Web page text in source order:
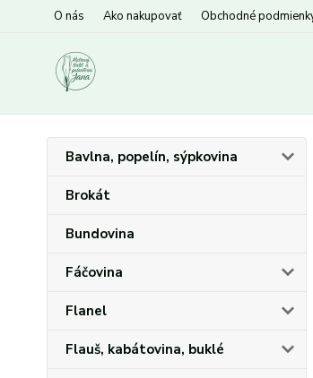
O nás Ako nakupovať Obchodné
Bavlna, popelín, sýpkovina
Brokát
Bundovina
Fáčovina
Flanel
Flauš, kabátovina, buklé